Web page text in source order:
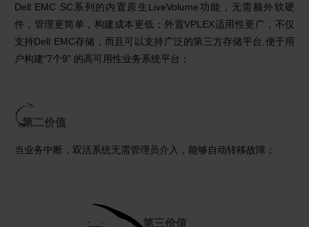
Dell EMC SC系列的内置原生LiveVolume功能，无需额外软硬
件，管理更简单，构建成本更低；外置VPLEX适用性更广，不仅
支持Dell EMC存储，而且可以支持广泛的第三方存储平台,便于用
户构建“7个9” 的高可用性业务系统平台；
第二价值
当业务中断，双活系统无需管理员介入，能够自动转移故障；
第三价值